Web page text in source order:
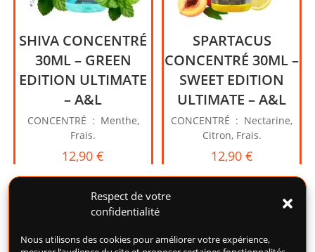
Respect de votre
confidentialité
Nous utilisons des cookies pour améliorer votre expérience,
SHIVA CONCENTRÉ
30ML – GREEN
EDITION ULTIMATE
– A&L
CONCENTRÉ : Menthe,
Frais.
12,90€
SPARTACUS
CONCENTRÉ 30ML –
SWEET EDITION
ULTIMATE – A&L
CONCENTRÉ : Nectarine,
Citron, Frais.
12,90 €